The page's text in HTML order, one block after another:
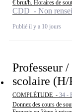
€ brut/h. Horaires de
CDD - Non
Publié il y a 10 jours
Professeur
scolaire (H/
COMPLÉTUDE - 34 -
Donnez des cours de